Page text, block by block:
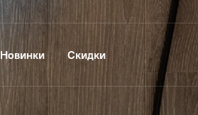
Новинки Скидки